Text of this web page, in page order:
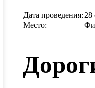
Дата проведения: 28
Место: